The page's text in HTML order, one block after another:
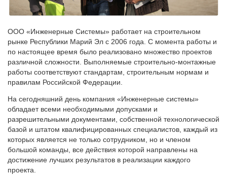
ООО «Инженерные Системы» работает на строительном
рынке Республики Марий Эл с 2006 года. С момента работы и
по настоящее время было реализовано множество проектов
различной сложности. Выполняемые строительно-монтажные
работы соответствуют стандартам, строительным нормам и
правилам Российской Федерации.
На сегодняшний день компания «Инженерные системы»
обладает всеми необходимыми допусками и
разрешительными документами, собственной технологической
базой и штатом квалифицированных специалистов, каждый из
которых является не только сотрудником, но и членом
большой команды, все действия которой направлены на
достижение лучших результатов в реализации каждого
проекта.